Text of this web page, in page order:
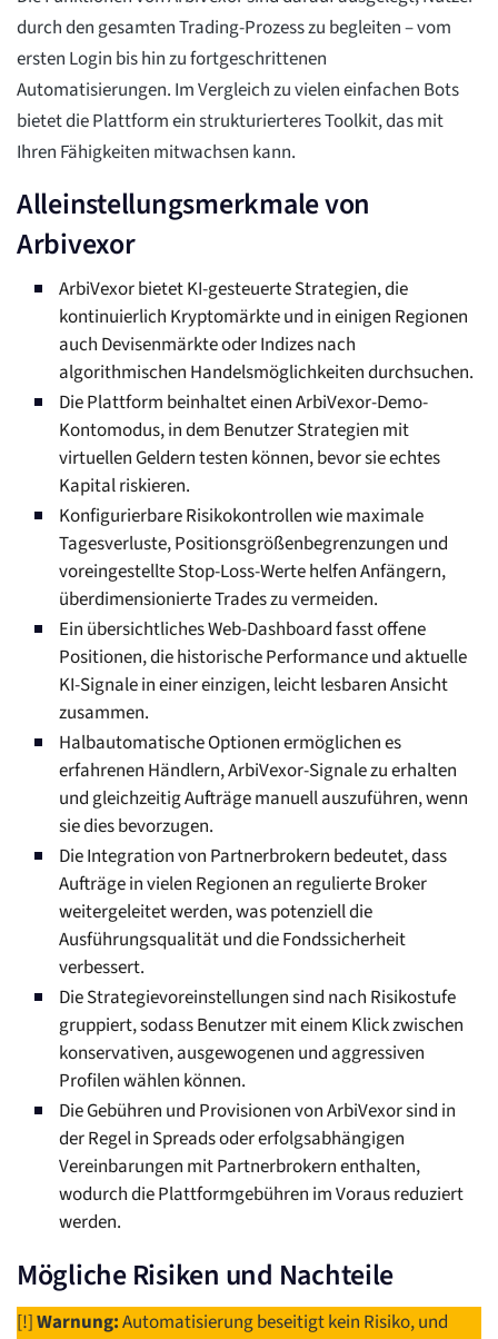
durch den gesamten Trading-Prozess zu begleiten – vom
ersten Login bis hin zu fortgeschrittenen
Automatisierungen. Im Vergleich zu vielen einfachen Bots
bietet die Plattform ein strukturierteres Toolkit, das mit
Ihren Fähigkeiten mitwachsen kann.
Alleinstellungsmerkmale von
Arbivexor
ArbiVexor bietet KI-gesteuerte Strategien, die
kontinuierlich Kryptomärkte und in einigen Regionen
auch Devisenmärkte oder Indizes nach
algorithmischen Handelsmöglichkeiten durchsuchen.
Die Plattform beinhaltet einen ArbiVexor-Demo-
Kontomodus, in dem Benutzer Strategien mit
virtuellen Geldern testen können, bevor sie echtes
Kapital riskieren.
Konfigurierbare Risikokontrollen wie maximale
Tagesverluste, Positionsgrößenbegrenzungen und
voreingestellte Stop-Loss-Werte helfen Anfängern,
überdimensionierte Trades zu vermeiden.
Ein übersichtliches Web-Dashboard fasst offene
Positionen, die historische Performance und aktuelle
KI-Signale in einer einzigen, leicht lesbaren Ansicht
zusammen.
Halbautomatische Optionen ermöglichen es
erfahrenen Händlern, ArbiVexor-Signale zu erhalten
und gleichzeitig Aufträge manuell auszuführen, wenn
sie dies bevorzugen.
Die Integration von Partnerbrokern bedeutet, dass
Aufträge in vielen Regionen an regulierte Broker
weitergeleitet werden, was potenziell die
Ausführungsqualität und die Fondssicherheit
verbessert.
Die Strategievoreinstellungen sind nach Risikostufe
gruppiert, sodass Benutzer mit einem Klick zwischen
konservativen, ausgewogenen und aggressiven
Profilen wählen können.
Die Gebühren und Provisionen von ArbiVexor sind in
der Regel in Spreads oder erfolgsabhängigen
Vereinbarungen mit Partnerbrokern enthalten,
wodurch die Plattformgebühren im Voraus reduziert
werden.
Mögliche Risiken und Nachteile
[!]Warnung:Automatisierung beseitigt kein Risiko, und